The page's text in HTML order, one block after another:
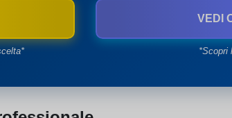
VEDI
*Scopri